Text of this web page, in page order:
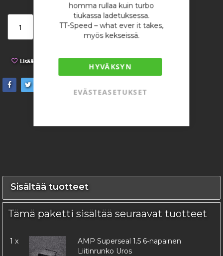
homma rullaa kuin turbo
tiukassa ladetuksessa.
TT-Speed – what ever it takes,
myös kekseissä.
HYVÄKSYN
EVÄSTEASETUKSET
Lisää ostoskoriin
Lisää toivelistaan Lisää vertailuun
Sisältää tuotteet
Tämä paketti sisältää seuraavat tuotteet
1 x
AMP Superseal 1.5 6-napainen
Liitinrunko Uros